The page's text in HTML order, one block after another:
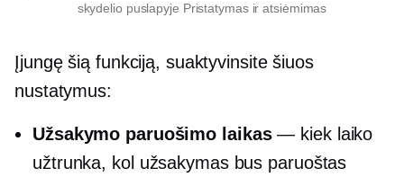
skydelio puslapyje Pristatymas ir atsiėmimas
Įjungę šią funkciją, suaktyvinsite šiuos
nustatymus:
Užsakymo paruošimo laikas— kiek laiko
užtrunka, kol užsakymas bus paruoštas